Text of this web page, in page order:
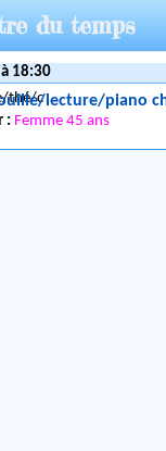
du temps
18:30
lecture/piano
: Femme 45 ans